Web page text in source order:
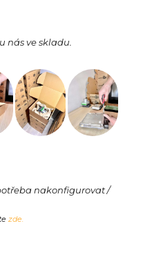
nás ve skladu.
nakonfigurovat /
zde.